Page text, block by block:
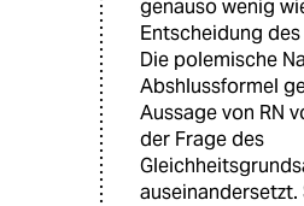
genauso wenig
Entscheidung des
Die polemische
Abshlussformel
Aussage von RN
der Frage des
auseinandersetzt.